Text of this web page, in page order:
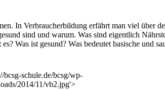
In Verbraucherbildung erfährt man viel über
sind und warum. Was sind eigentlich
Was ist gesund? Was bedeutet basische und
bcsg-schule.de/bcsg/wp-
2014/11/vb2.jpg'>